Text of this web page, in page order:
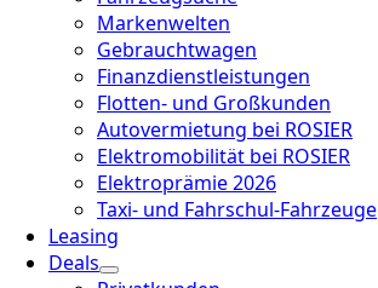
Markenwelten
Gebrauchtwagen
Finanzdienstleistungen
Flotten- und Großkunden
Autovermietung bei ROSIER
Elektromobilität bei ROSIER
Elektroprämie 2026
Taxi- und Fahrschul-Fahrzeuge
Leasing
Deals